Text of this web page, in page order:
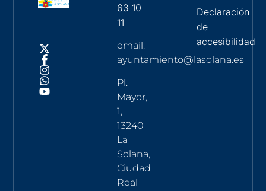
63 10
11
email:
ayuntamiento@lasolana.es
Pl.
Mayor,
1,
13240
La
Solana,
Ciudad
Real
Declaración
de
accesibilidad